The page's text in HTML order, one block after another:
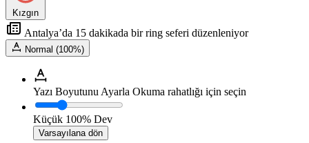
Kızgın
Antalya’da 15 dakikada bir ring seferi düzenleniyor
Normal (100%)
Yazı Boyutunu Ayarla Okuma rahatlığı için seçin
Küçük 100% Dev
Varsayılana dön